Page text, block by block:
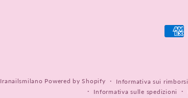
Iranailsmilano Powered by Shopify Informativa sui rimborsi
Informativa sulle spedizioni